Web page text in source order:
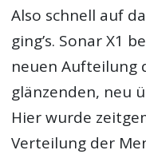
Also schnell auf
ging’s. Sonar X1
neuen Aufteilung
glänzenden, neu
Hier wurde
Verteilung der